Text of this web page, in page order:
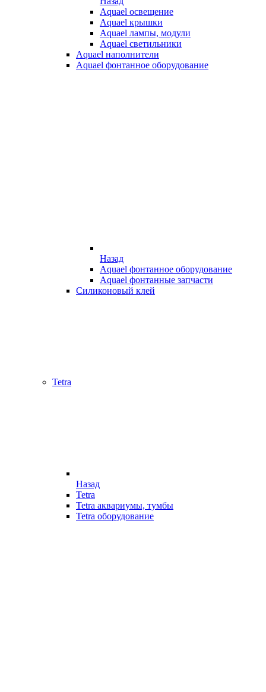
Aquael освещение
Aquael крышки
Aquael лампы, модули
Aquael светильники
Aquael наполнители
Aquael фонтанное оборудование
Назад
Aquael фонтанное оборудование
Aquael фонтанные запчасти
Силиконовый клей
Tetra
Назад
Tetra
Tetra аквариумы, тумбы
Tetra оборудование